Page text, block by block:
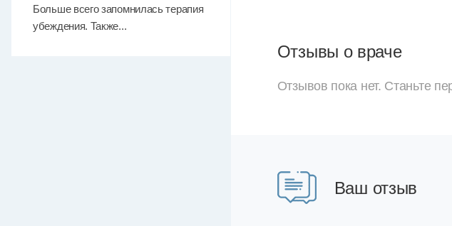
Отзывы о враче
Отзывов пока нет. Станьте
Ваш отзыв
Больше всего запомнилась терапия
убеждения. Также...